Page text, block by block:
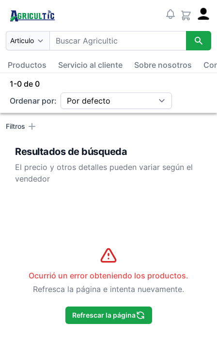
Ir al
Productos Servicio al cliente Sobre nosotros
1-0 de 0
Ordenar por:
Filtros
Resultados de búsqueda
El precio y otros detalles pueden variar según el
vendedor
Ocurrió un error obteniendo los productos.
Refresca la página e intenta nuevamente.
Refrescar la página